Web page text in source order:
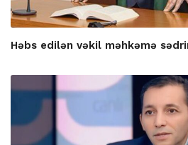
Həbs edilən vəkil məhkəmə